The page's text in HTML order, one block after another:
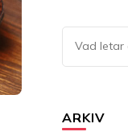
Letar
du
ARKIV